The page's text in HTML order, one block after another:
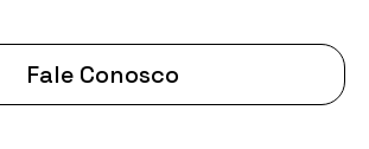
Fale Conosco